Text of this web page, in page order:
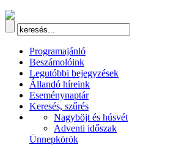
Programajánló
Beszámolóink
Legutóbbi bejegyzések
Állandó híreink
Eseménynaptár
Keresés, szűrés
Nagyböjt és húsvét
Adventi időszak
Ünnepkörök